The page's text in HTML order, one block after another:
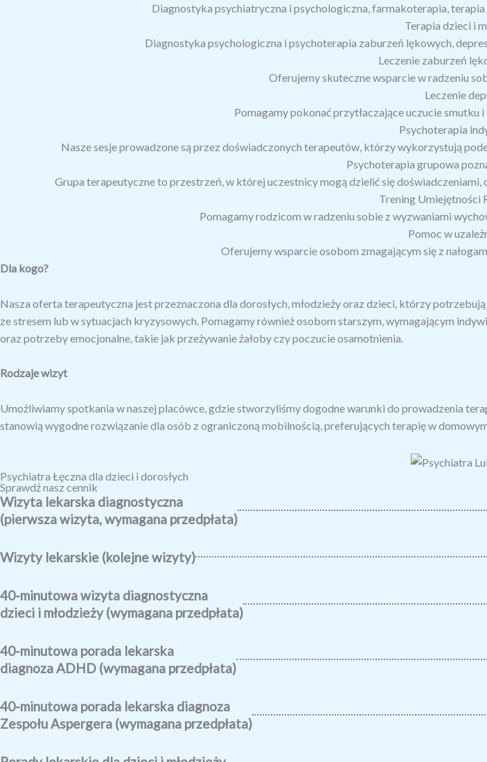
Diagnostyka psychiatryczna i psychologiczna, farmakoterapia,
Terapia dzieci i
Diagnostyka psychologiczna i psychoterapia zaburzeń lękowych,
Leczenie zaburzeń
Oferujemy skuteczne wsparcie w radzeniu
Leczenie
Pomagamy pokonać przytłaczające uczucie
Psychoterapia
Nasze sesje prowadzone są przez doświadczonych terapeutów, którzy wykorzystują
Psychoterapia grupowa
Grupa terapeutyczne to przestrzeń, w której uczestnicy mogą dzielić się
Trening Umiejętności
Pomagamy rodzicom w radzeniu sobie z wyzwaniami
Pomoc w
Oferujemy wsparcie osobom zmagającym się z
Dla kogo?
Nasza oferta terapeutyczna jest przeznaczona dla dorosłych, młodzieży oraz dzieci, którzy
ze stresem lub w sytuacjach kryzysowych. Pomagamy również osobom starszym, wymagającym
oraz potrzeby emocjonalne, takie jak przeżywanie żałoby czy poczucie osamotnienia.
Rodzaje wizyt
Umożliwiamy spotkania w naszej placówce, gdzie stworzyliśmy dogodne warunki do prowadzenia
stanowią wygodne rozwiązanie dla osób z ograniczoną mobilnością, preferujących terapię w
Psychiatra Łęczna dla dzieci i dorosłych
Sprawdź nasz cennik
Wizyta lekarska diagnostyczna
(pierwsza wizyta, wymagana przedpłata)
Wizyty lekarskie (kolejne wizyty)
40-minutowa wizyta diagnostyczna
dzieci i młodzieży (wymagana przedpłata)
40-minutowa porada lekarska
diagnoza ADHD (wymagana przedpłata)
40-minutowa porada lekarska diagnoza
Zespołu Aspergera (wymagana przedpłata)